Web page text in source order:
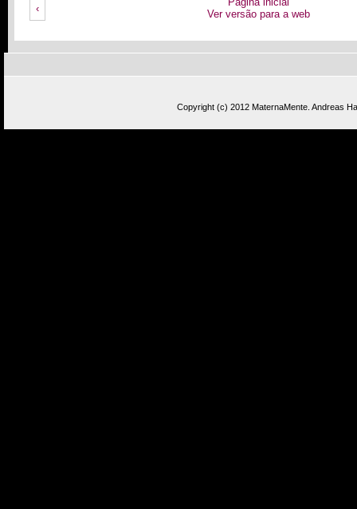
‹
Ver versão para a web
Copyright (c) 2012 MaternaMente. Andreas